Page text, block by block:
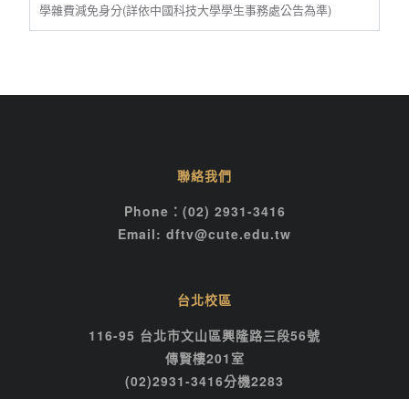
學雜費減免身分(詳依中國科技大學學生事務處公告為準)
聯絡我們
Phone：(02) 2931-3416
Email: dftv@cute.edu.tw
台北校區
116-95 台北市文山區興隆路三段56號
傳賢樓201室
(02)2931-3416分機2283